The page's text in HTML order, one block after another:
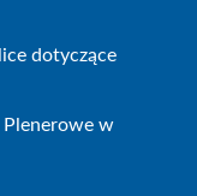
dotyczące
w